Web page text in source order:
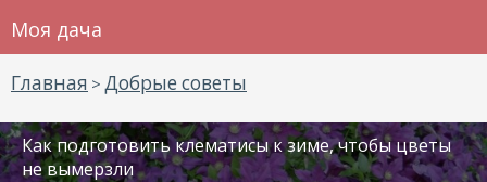
Моя дача
Главная > Добрые советы
Как подготовить клематисы к зиме, чтобы цветы
не вымерзли